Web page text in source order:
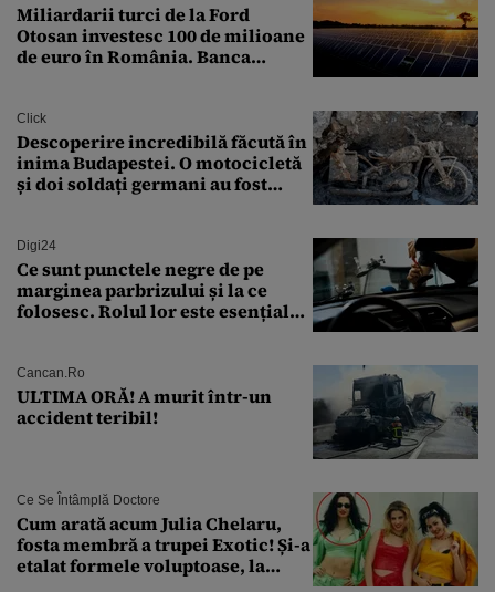
Miliardarii turci de la Ford
Otosan investesc 100 de milioane
de euro în România. Banca
Click
Descoperire incredibilă făcută în
inima Budapestei. O motocicletă
și doi soldați germani au fost
Digi24
Ce sunt punctele negre de pe
marginea parbrizului și la ce
folosesc. Rolul lor este esențial
Cancan.ro
ULTIMA ORĂ! A murit într-un
accident teribil!
Ce Se Întâmplă Doctore
Cum arată acum Julia Chelaru,
fosta membră a trupei Exotic! Și-a
etalat formele voluptoase, la